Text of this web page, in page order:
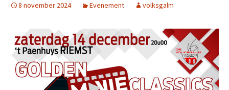
8 november 2024 Evenement volksgalm